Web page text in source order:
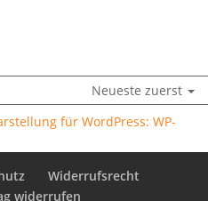
Neueste zuerst
für WordPress: WP-
Widerrufsrecht
widerrufen